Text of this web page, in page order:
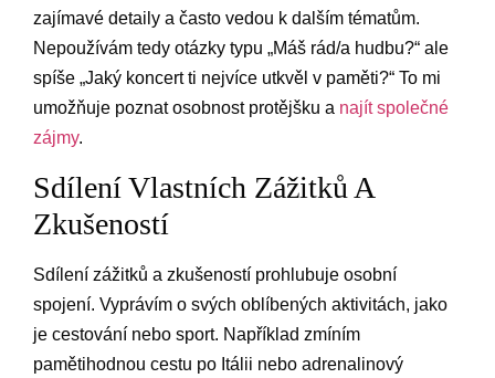
zajímavé detaily a často vedou k dalším tématům.
Nepoužívám tedy otázky typu „Máš rád/a hudbu?“ ale
spíše „Jaký koncert ti nejvíce utkvěl v paměti?“ To mi
umožňuje poznat osobnost protějšku a najít společné
zájmy.
Sdílení Vlastních Zážitků A
Zkušeností
Sdílení zážitků a zkušeností prohlubuje osobní
spojení. Vyprávím o svých oblíbených aktivitách, jako
je cestování nebo sport. Například zmíním
pamětihodnou cestu po Itálii nebo adrenalinový